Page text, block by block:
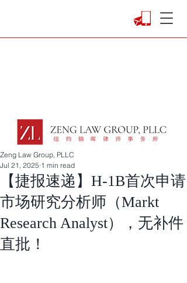
【捷报速递】H-1B首次申请
市场研究分析师（Markt
Research Analyst），无补件
直批！
Zeng Law Group, PLLC
Jul 21, 2025 1 min read